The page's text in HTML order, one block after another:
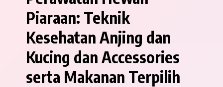
Piaraan: Teknik
Kesehatan Anjing dan
Kucing dan Accessories
serta Makanan Terpilih